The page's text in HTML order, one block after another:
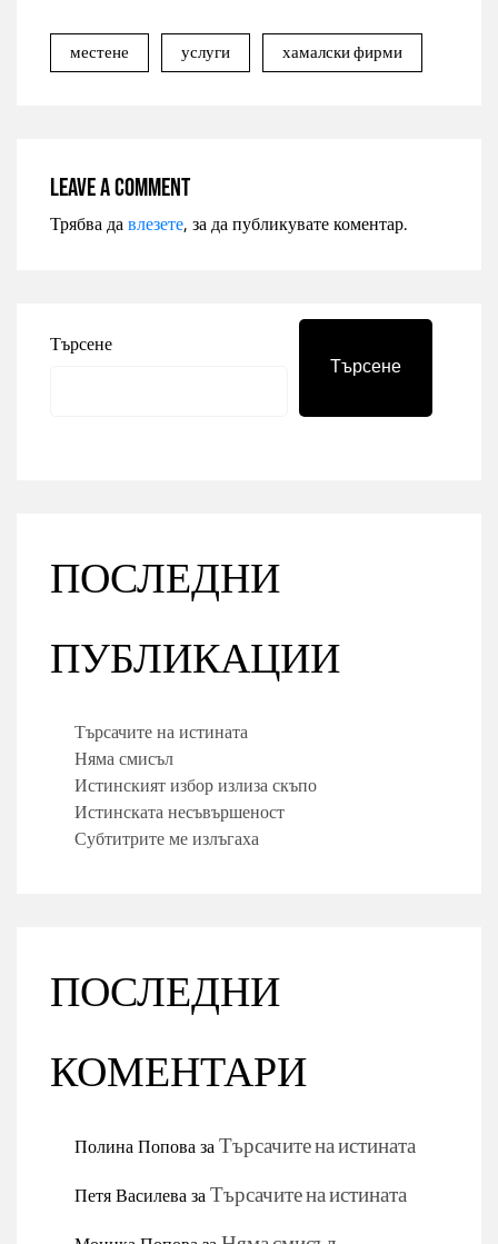
местене услуги хамалски фирми
Leave a comment
Трябва давлезете, за да публикувате коментар.
Търсене
Търсене
ПОСЛЕДНИ
ПУБЛИКАЦИИ
Търсачите на истината
Няма смисъл
Истинският избор излиза скъпо
Истинската несъвършеност
Субтитрите ме излъгаха
ПОСЛЕДНИ
КОМЕНТАРИ
Полина ПоповазаТърсачите на истината
Петя ВасилевазаТърсачите на истината